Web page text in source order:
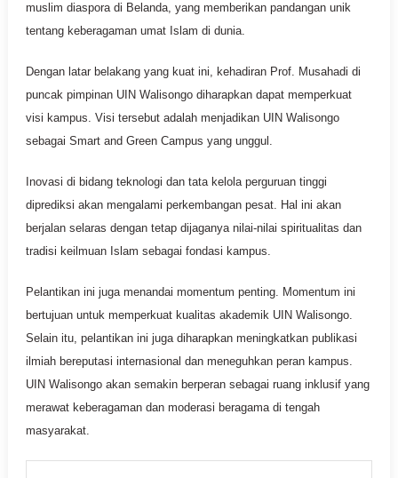
muslim diaspora di Belanda, yang memberikan pandangan unik
tentang keberagaman umat Islam di dunia.
Dengan latar belakang yang kuat ini, kehadiran Prof. Musahadi di
puncak pimpinan UIN Walisongo diharapkan dapat memperkuat
visi kampus. Visi tersebut adalah menjadikan UIN Walisongo
sebagai Smart and Green Campus yang unggul.
Inovasi di bidang teknologi dan tata kelola perguruan tinggi
diprediksi akan mengalami perkembangan pesat. Hal ini akan
berjalan selaras dengan tetap dijaganya nilai-nilai spiritualitas dan
tradisi keilmuan Islam sebagai fondasi kampus.
Pelantikan ini juga menandai momentum penting. Momentum ini
bertujuan untuk memperkuat kualitas akademik UIN Walisongo.
Selain itu, pelantikan ini juga diharapkan meningkatkan publikasi
ilmiah bereputasi internasional dan meneguhkan peran kampus.
UIN Walisongo akan semakin berperan sebagai ruang inklusif yang
merawat keberagaman dan moderasi beragama di tengah
masyarakat.